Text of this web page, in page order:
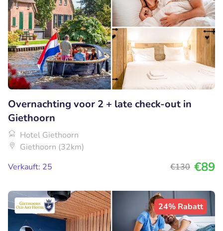
Overnachting voor 2 + late check-out in
Giethoorn
Hotel Giethoorn
Giethoorn (32km)
Verkauft: 25
€130 €89
24% Rabatt